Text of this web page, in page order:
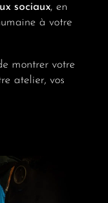
sociaux, en
à votre
montrer votre
atelier, vos